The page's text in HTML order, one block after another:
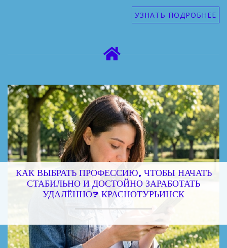
УЗНАТЬ ПОДРОБНЕЕ
КАК ВЫБРАТЬ ПРОФЕССИЮ, ЧТОБЫ НАЧАТЬ
СТАБИЛЬНО И ДОСТОЙНО ЗАРАБОТАТЬ
УДАЛЁННО? КРАСНОТУРЬИНСК